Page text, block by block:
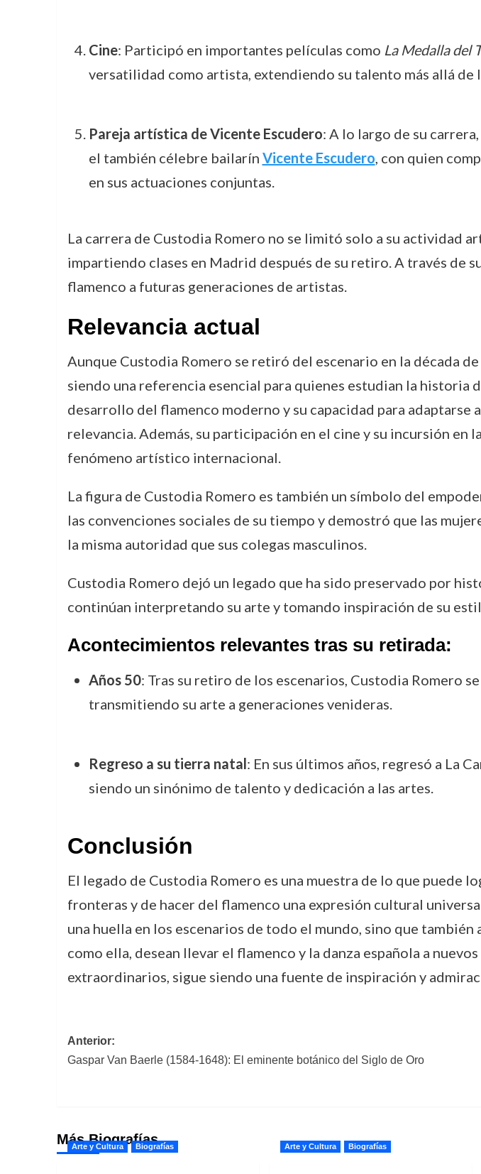
Cine: Participó en importantes películas como La Medalla del
versatilidad como artista, extendiendo su talento más allá de
Pareja artística de Vicente Escudero: A lo largo de su
el también célebre bailarín Vicente Escudero, con quien
en sus actuaciones conjuntas.
La carrera de Custodia Romero no se limitó solo a su actividad
impartiendo clases en Madrid después de su retiro. A través de
flamenco a futuras generaciones de artistas.
Relevancia actual
Aunque Custodia Romero se retiró del escenario en la década
siendo una referencia esencial para quienes estudian la historia
desarrollo del flamenco moderno y su capacidad para adaptarse
relevancia. Además, su participación en el cine y su incursión
fenómeno artístico internacional.
La figura de Custodia Romero es también un símbolo del
las convenciones sociales de su tiempo y demostró que las
la misma autoridad que sus colegas masculinos.
Custodia Romero dejó un legado que ha sido preservado por
continúan interpretando su arte y tomando inspiración de su
Acontecimientos relevantes tras su retirada:
Años 50: Tras su retiro de los escenarios, Custodia Romero
transmitiendo su arte a generaciones venideras.
Regreso a su tierra natal: En sus últimos años, regresó a La
siendo un sinónimo de talento y dedicación a las artes.
Conclusión
El legado de Custodia Romero es una muestra de lo que puede
fronteras y de hacer del flamenco una expresión cultural
una huella en los escenarios de todo el mundo, sino que
como ella, desean llevar el flamenco y la danza española a
extraordinarios, sigue siendo una fuente de inspiración y
Navegación
de
Anterior:
Gaspar Van Baerle (1584-1648): El eminente botánico del Siglo de Oro
Más Biografías
Arte y Cultura Biografías Arte y Cultura Biografías